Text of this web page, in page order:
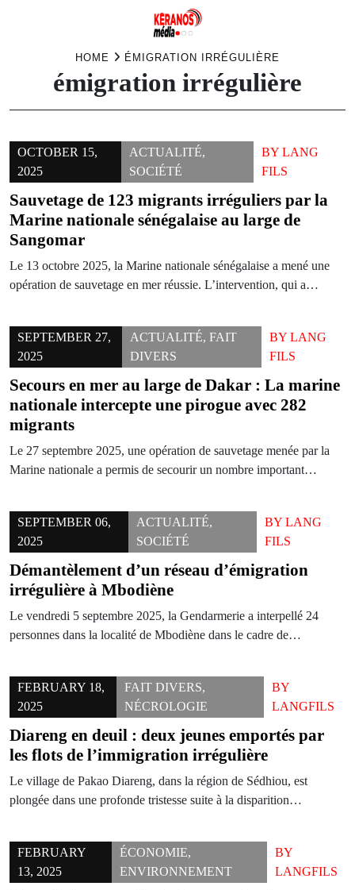
HOME ÉMIGRATION IRRÉGULIÈRE
émigration irrégulière
OCTOBER 15,
2025
ACTUALITÉ,
SOCIÉTÉ
BY LANG
FILS
Sauvetage de 123 migrants irréguliers par la
Marine nationale sénégalaise au large de
Sangomar
Le 13 octobre 2025, la Marine nationale sénégalaise a mené une
opération de sauvetage en mer réussie. L’intervention, qui a…
SEPTEMBER 27,
2025
ACTUALITÉ, FAIT
DIVERS
BY LANG
FILS
Secours en mer au large de Dakar : La marine
nationale intercepte une pirogue avec 282
migrants
Le 27 septembre 2025, une opération de sauvetage menée par la
Marine nationale a permis de secourir un nombre important…
SEPTEMBER 06,
2025
ACTUALITÉ,
SOCIÉTÉ
BY LANG
FILS
Démantèlement d’un réseau d’émigration
irrégulière à Mbodiène
Le vendredi 5 septembre 2025, la Gendarmerie a interpellé 24
personnes dans la localité de Mbodiène dans le cadre de…
FEBRUARY 18,
2025
FAIT DIVERS,
NÉCROLOGIE
BY
LANGFILS
Diareng en deuil : deux jeunes emportés par
les flots de l’immigration irrégulière
Le village de Pakao Diareng, dans la région de Sédhiou, est
plongée dans une profonde tristesse suite à la disparition…
FEBRUARY
13, 2025
ÉCONOMIE,
ENVIRONNEMENT
BY
LANGFILS